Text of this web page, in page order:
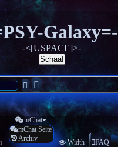
Galaxy=-
-<[USPACE]>-
Schaaf
SucheErweiterte
Suche
mChat
mChat Seite
Archiv
Width FAQ